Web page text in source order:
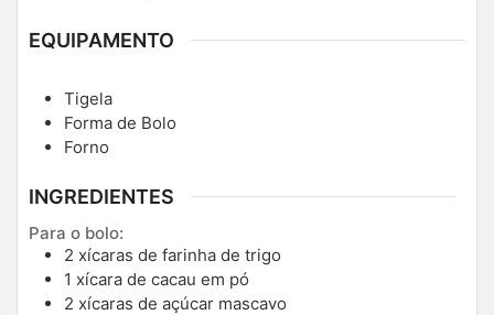
EQUIPAMENTO
Tigela
Forma de Bolo
Forno
INGREDIENTES
Para o bolo:
2 xícaras de farinha de trigo
1 xícara de cacau em pó
2 xícaras de açúcar mascavo